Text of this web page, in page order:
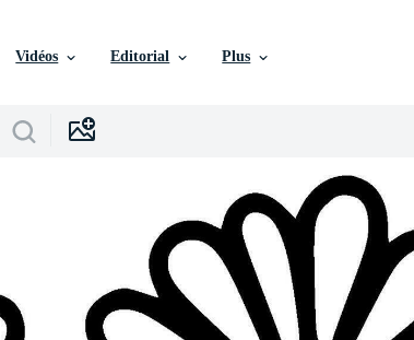
Vidéos Editorial Plus